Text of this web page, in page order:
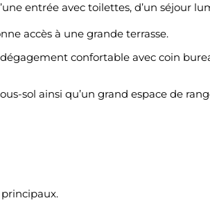
entrée avec toilettes, d’un séjour
accès à une grande terrasse.
confortable avec coin
sol ainsi qu’un grand espace de